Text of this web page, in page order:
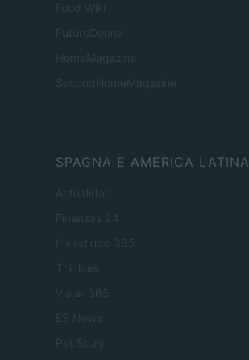
Food Wiki
FuturoDonna
HomeMagazine
SecondHomeMagazine
SPAGNA E AMERICA LATINA
Actualidad
Finanzas 24
Investindo 365
Think.es
Viajar 365
ES Newz
Pet Story